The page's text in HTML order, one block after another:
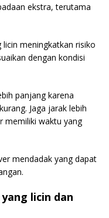
ekstra, terutama
meningkatkan risiko
dengan kondisi
panjang karena
Jaga jarak lebih
memiliki waktu yang
mendadak yang dapat
licin dan